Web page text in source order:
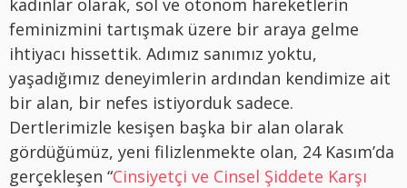
kadınlar olarak, sol ve otonom hareketlerin
feminizmini tartışmak üzere bir araya gelme
ihtiyacı hissettik. Adımız sanımız yoktu,
yaşadığımız deneyimlerin ardından kendimize ait
bir alan, bir nefes istiyorduk sadece.
Dertlerimizle kesişen başka bir alan olarak
gördüğümüz, yeni filizlenmekte olan, 24 Kasım’da
gerçekleşen “Cinsiyetçi ve Cinsel Şiddete Karşı